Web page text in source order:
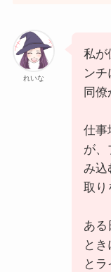
れいな
私が
ン
同僚
仕事
が、
み込
取り
ある
とき
と